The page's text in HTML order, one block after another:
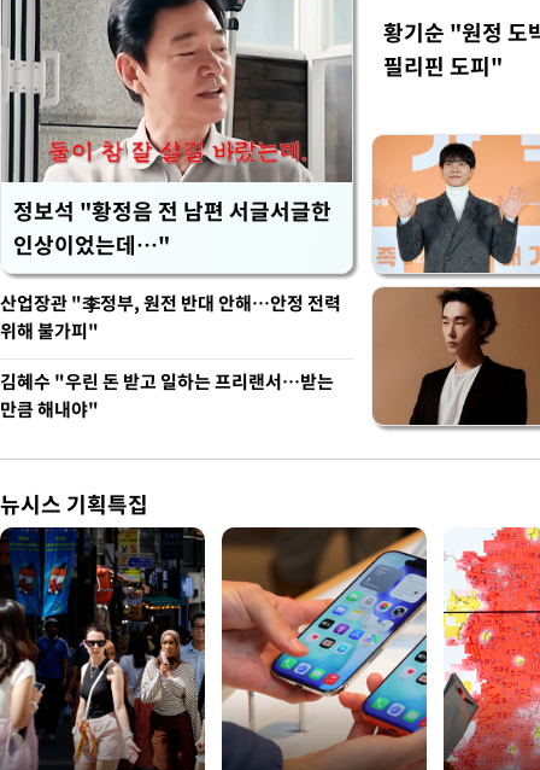
정보석 "황정음 전 남편 서글서글한
인상이었는데…"
황기순 "원정 도
필리핀 도피"
산업장관 "李정부, 원전 반대 안해…안정 전력
위해 불가피"
김혜수 "우린 돈 받고 일하는 프리랜서…받는
만큼 해내야"
뉴시스 기획특집